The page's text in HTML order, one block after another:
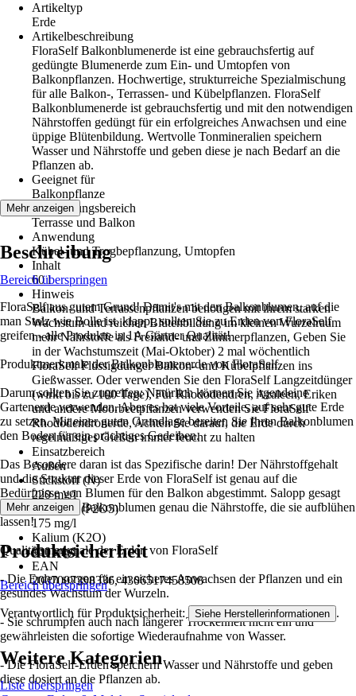
Artikeltyp
Erde
Artikelbeschreibung
FloraSelf Balkonblumenerde ist eine gebrauchsfertig auf
gedüngte Blumenerde zum Ein- und Umtopfen von
Balkonpflanzen. Hochwertige, strukturreiche Spezialmischung
für alle Balkon-, Terrassen- und Kübelpflanzen. FloraSelf
Balkonblumenerde ist gebrauchsfertig und mit den notwendigen
Nährstoffen gedüngt für ein erfolgreiches Anwachsen und eine
üppige Blütenbildung. Wertvolle Tonmineralien speichern
Wasser und Nährstoffe und geben diese je nach Bedarf an die
Pflanzen ab.
Geeignet für
Balkonpflanze
Anwendungsbereich
Terrasse und Balkon
Anwendung
Kübel- und Trogbepflanzung, Umtopfen
Inhalt
60 l
Hinweis
Balkon- und Terrassenpflanzen benötigen mit ihrem starken
Wachstum und reichen Blütenbildung im kleinen Wurzelraum
mehr Nährstoffe als Freiland- und Zimmerpflanzen, Geben Sie
in der Wachstumszeit (Mai-Oktober) 2 mal wöchentlich
FloraSelf Flüssigdünger Balkon- und Kübelpflanzen ins
Gießwasser. Oder verwenden Sie den FloraSelf Langzeitdünger
(wirkt bis zu 100 Tage), Für Rhododendren, Azaleen, Eriken
und andere Moorbeetpflanzen verwenden Sie FloraSelf
Rhododendronerde, Achten Sie darauf, die Erde durch
regelmäßiges Gießen immer feucht zu halten
Einsatzbereich
Außen
Stickstoff (N)
220 mg/l
Phosphat (P2O5)
175 mg/l
Kalium (K2O)
900 mg/l
EAN
2007007398336, 4306517458508
Mehr anzeigen
Beschreibung
Bereich überspringen
FloraSelf aus gutem Grund! Damit's mit den Balkonblumen, auf die
man Stolz wie Bolle ist, klappt, sollten Sie zu Erden von FloraSelf
greifen - alle Produkte in 1A Gärtner Qualität!
Produktmerkmale der Balkonblumenerde von FloraSelf
Darum sollten Sie zugreifen: Natürlich können Sie irgendeine
Gartenerde verwenden. Aber es hat viele Vorteile, auf sehr gute Erde
zu setzen. Mit einer guten Grundlage bereiten Sie Ihren Balkonblumen
den Boden für ein prächtiges Gedeihen.
Das Besondere daran ist das Spezifische darin! Der Nährstoffgehalt
und die Struktur dieser Erde von FloraSelf ist genau auf die
Bedürfnisse von Blumen für den Balkon abgestimmt. Salopp gesagt
bekommen Ihre Balkonblumen genau die Nährstoffe, die sie aufblühen
lassen!
Qualitätsmerkmale der Erden von FloraSelf
- Die Erden sorgen für ein sicheres Anwachsen der Pflanzen und ein
gesundes Wachstum der Wurzeln.
- Sie schrumpfen auch nach längerer Trockenheit nicht ein und
gewährleisten die sofortige Wiederaufnahme von Wasser.
- Die FloraSelf-Erden speichern Wasser und Nährstoffe und geben
diese dosiert an die Pflanzen ab.
Mehr anzeigen
Produktsicherheit
Bereich überspringen
Verantwortlich für Produktsicherheit: Siehe Herstellerinformationen .
Weitere Kategorien
Liste überspringen